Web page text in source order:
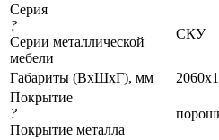
Серия
?
Серии металлической
мебели
СКУ
Габариты (ВхШхГ), мм
Покрытие
?
Покрытие металла